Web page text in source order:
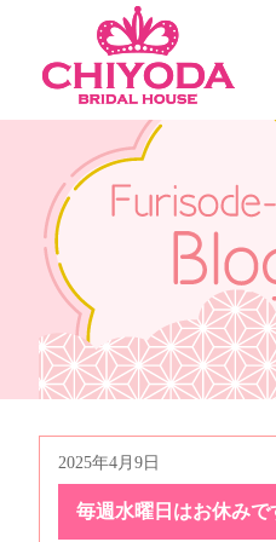
2025年4月9日
毎週水曜日はお休みで